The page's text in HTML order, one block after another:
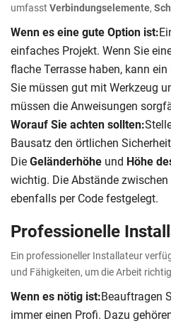
umfasst Verbindungselemente,
Wenn es eine gute Option ist:
einfaches Projekt. Wenn Sie
flache Terrasse haben, kann
Sie müssen gut mit Werkzeug
müssen die Anweisungen
Worauf Sie achten sollten:
Bausatz den örtlichen
DieGeländerhöhe und Höhe
wichtig. Die Abstände zwischen
ebenfalls per Code festgelegt.
Professionelle
Ein professioneller Installateur
und Fähigkeiten, um die Arbeit
Wenn es nötig ist:Beauftragen
immer einen Profi. Dazu